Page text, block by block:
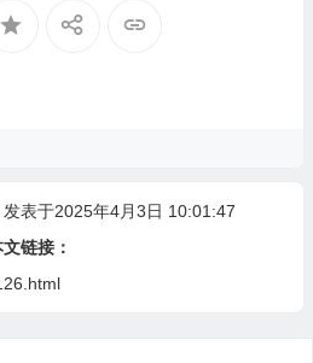
发表于2025年4月3日 10:01:47
链接：